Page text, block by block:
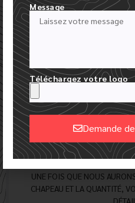
CONFIRMER LA
UNE FOIS QUE NOUS
CHAPEAU ET LA QUANTITÉ,
Message
Téléchargez votre logo
Demande
Alternative: